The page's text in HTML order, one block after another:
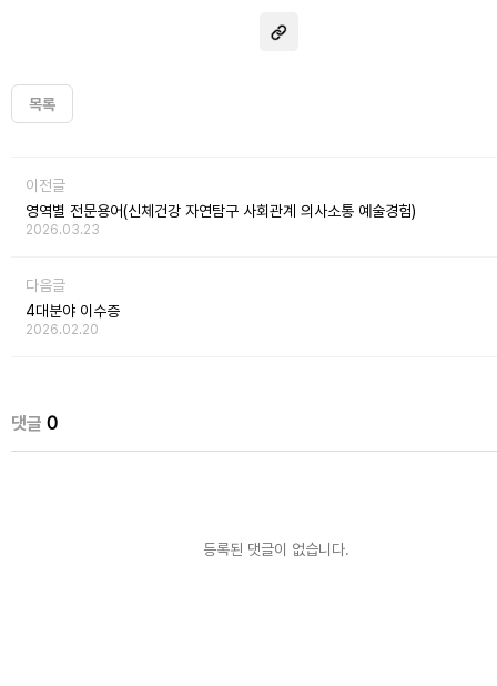
목록
이전글
영역별 전문용어(신체건강 자연탐구 사회관계 의사소통 예술경험)
2026.03.23
다음글
4대분야 이수증
2026.02.20
댓글 0
등록된 댓글이 없습니다.